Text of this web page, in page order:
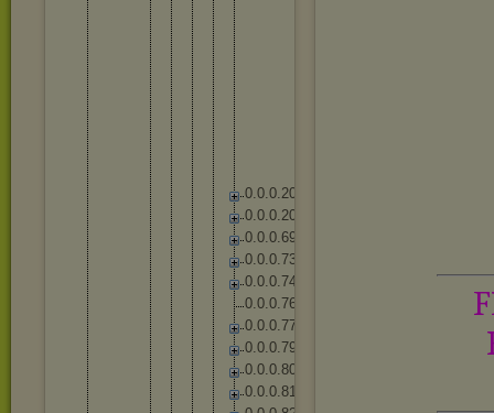
0.0.0.20
0.0.0.20
0.0.0.69
0.0.0.73
0.0.0.74
0.0.0.76
0.0.0.77
0.0.0.79
0.0.0.80
0.0.0.81